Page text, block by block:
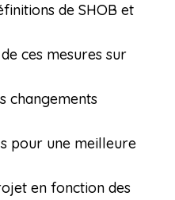
de SHOB et
ces mesures sur
changements
pour une meilleure
en fonction des